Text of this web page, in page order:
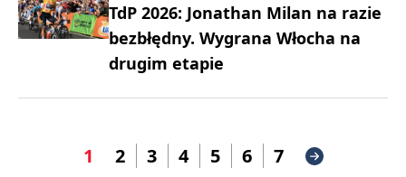
TdP 2026: Jonathan Milan na razie
bezbłędny. Wygrana Włocha na
drugim etapie
1 2 3 4 5 6 7